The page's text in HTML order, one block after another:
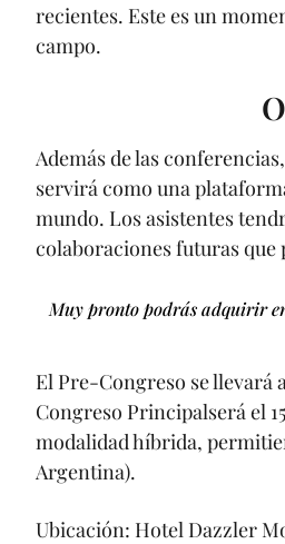
recientes. Este es un
campo.
Además de las
servirá como una
mundo. Los asistentes
colaboraciones futuras
Muy pronto podrás adquirir
El Pre-Congreso se llevará
Congreso Principalserá el
modalidad híbrida,
Argentina).
Ubicación: Hotel Dazzler